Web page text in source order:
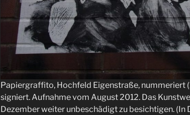
Papiergraffito, Hochfeld Eigenstraße, nummeriert
signiert. Aufnahme vom August 2012. Das
Dezember weiter unbeschädigt zu besichtigen. (In